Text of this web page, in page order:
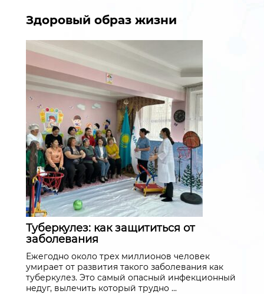
Здоровый образ жизни
Туберкулез: как защититься от
заболевания
Ежегодно около трех миллионов человек
умирает от развития такого заболевания как
туберкулез. Это самый опасный инфекционный
недуг, вылечить который трудно ...